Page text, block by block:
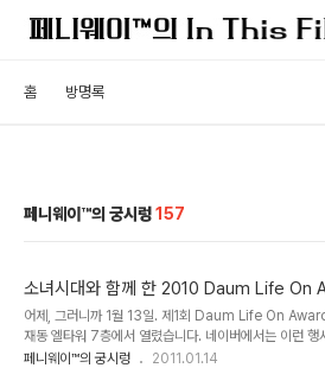
홈 방명록
페니웨이™의 궁시렁157
소녀시대와 함께 한 2010 Daum Life On
현장 스케치
어제, 그러니까 1월 13일. 제1회 Daum Life On
재동 엘타워 7층에서 열렸습니다. 네이버에서는 이런 행
행하고 있었는데요, 이번에는 Daum측에서도 정말 성대
페니웨이™의 궁시렁 2011.01.14